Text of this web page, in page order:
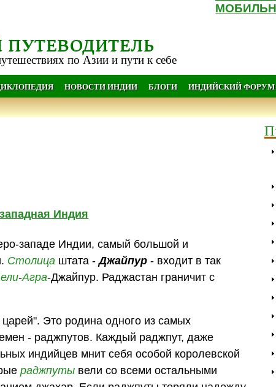
по Азии и пути к себе
НОВОСТИ ИНДИИ БЛОГИ ИНДИЙСКИЙ ФОРУМ
западная Индия
западе Индии, самый большой и
Столица штата -Джайпур - входит в так
-Агра-Джайпур. Раджастан граничит с
Это родина одного из самых
- раджпутов. Каждый раджпут, даже
индийцев мнит себя особой королевской
раджпуты вели со всеми остальными